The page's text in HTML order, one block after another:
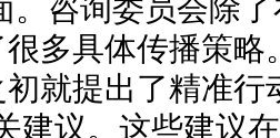
。咨询委员会除
多具体传播策略
就提出了精准行
建议。这些建议